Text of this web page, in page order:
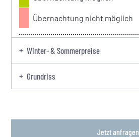
Übernachtung nicht möglich
Winter- & Sommerpreise
Grundriss
Jetzt anfragen